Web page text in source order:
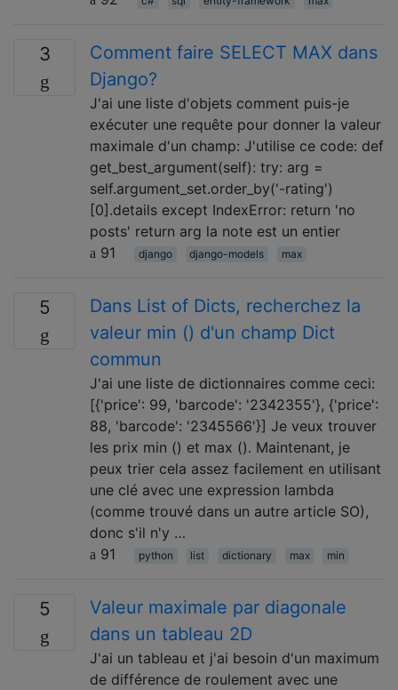
3
Comment faire SELECT MAX dans
Django?
J'ai une liste d'objets comment puis-je
exécuter une requête pour donner la valeur
maximale d'un champ: J'utilise ce code: def
get_best_argument(self): try: arg =
self.argument_set.order_by('-rating')
[0].details except IndexError: return 'no
posts' return arg la note est un entier
91
django django-models max
5
Dans List of Dicts, recherchez la
valeur min () d'un champ Dict
commun
J'ai une liste de dictionnaires comme ceci:
[{'price': 99, 'barcode': '2342355'}, {'price':
88, 'barcode': '2345566'}] Je veux trouver
les prix min () et max (). Maintenant, je
peux trier cela assez facilement en utilisant
une clé avec une expression lambda
(comme trouvé dans un autre article SO),
donc s'il n'y …
91
python list dictionary max min
5
Valeur maximale par diagonale
dans un tableau 2D
J'ai un tableau et j'ai besoin d'un maximum
de différence de roulement avec une